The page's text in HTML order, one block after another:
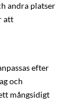
andra platser
att
efter
och
mångsidigt